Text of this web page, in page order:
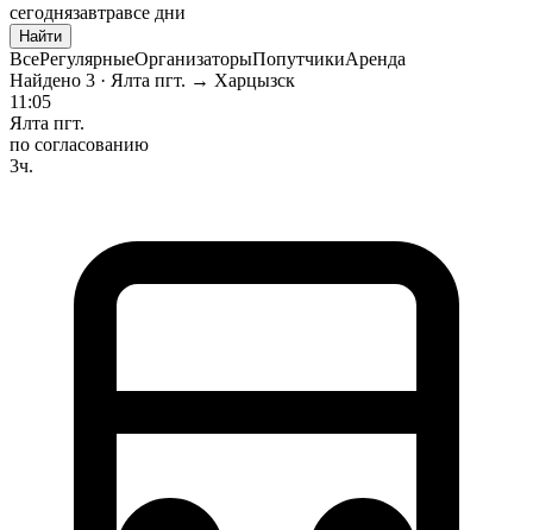
сегоднязавтравсе дни
Найти
ВсеРегулярныеОрганизаторыПопутчикиАренда
Найдено 3 · Ялта пгт. → Харцызск
11:05
Ялта пгт.
по согласованию
3ч.